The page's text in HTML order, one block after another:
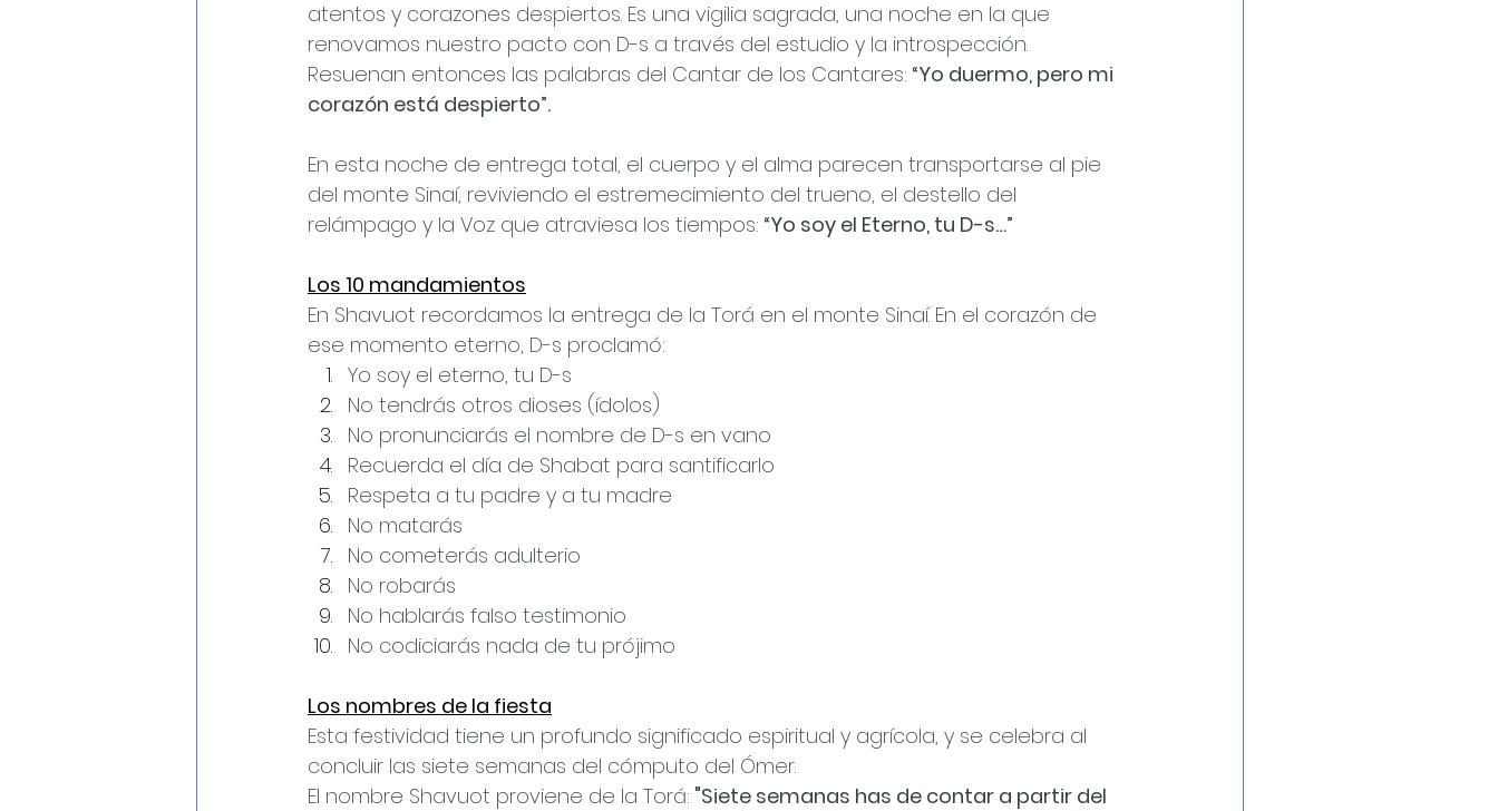
atentos y corazones despiertos. Es una vigilia sagrada, una noche en la que
renovamos nuestro pacto con D-s a través del estudio y la introspección.
Resuenan entonces las palabras del Cantar de los Cantares: “Yo duermo, pero mi
corazón está despierto”.
En esta noche de entrega total, el cuerpo y el alma parecen transportarse al pie
del monte Sinaí, reviviendo el estremecimiento del trueno, el destello del
relámpago y la Voz que atraviesa los tiempos: “Yo soy el Eterno, tu D-s…”
Los 10 mandamientos
En Shavuot recordamos la entrega de la Torá en el monte Sinaí. En el corazón de
ese momento eterno, D-s proclamó:
Yo soy el eterno, tu D-s
No tendrás otros dioses (ídolos)
No pronunciarás el nombre de D-s en vano
Recuerda el día de Shabat para santificarlo
Respeta a tu padre y a tu madre
No matarás
No cometerás adulterio
No robarás
No hablarás falso testimonio
No codiciarás nada de tu prójimo
Los nombres de la fiesta
Esta festividad tiene un profundo significado espiritual y agrícola, y se celebra al
concluir las siete semanas del cómputo del Ómer.
El nombre Shavuot proviene de la Torá: "Siete semanas has de contar a partir del